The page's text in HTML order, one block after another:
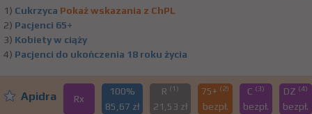
1) Cukrzyca Pokaż wskazania z ChPL
2) Pacjenci 65+
3) Kobiety w ciąży
4) Pacjenci do ukończenia 18 roku życia
Apidra Rx
100%
85,67 zł
R (1)
21,53 zł
75+ (2)
bezpł.
C (3)
bezpł.
DZ (4)
bezpł.